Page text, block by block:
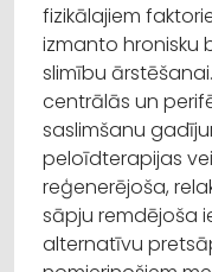
fizikālajiem
izmanto hronisku
slimību
centrālās un
saslimšanu
peloīdterapijas
reģenerējoša,
sāpju remdējoša
alternatīvu